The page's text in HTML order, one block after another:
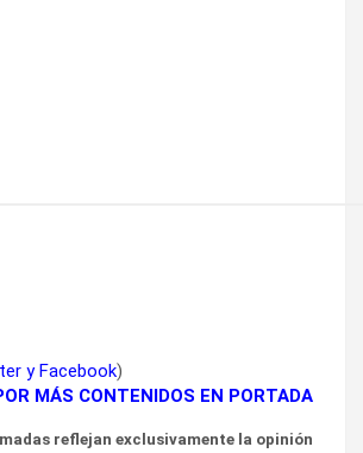
yFacebook)
MÁS CONTENIDOS EN PORTADA
reflejan exclusivamente la opinión